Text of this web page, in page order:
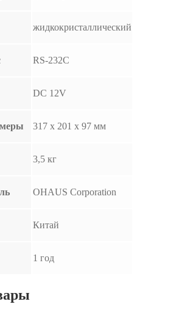
жидкокристаллический
RS-232C
DC 12V
317 х 201 х 97 мм
3,5 кг
OHAUS Corporation
Китай
1 год